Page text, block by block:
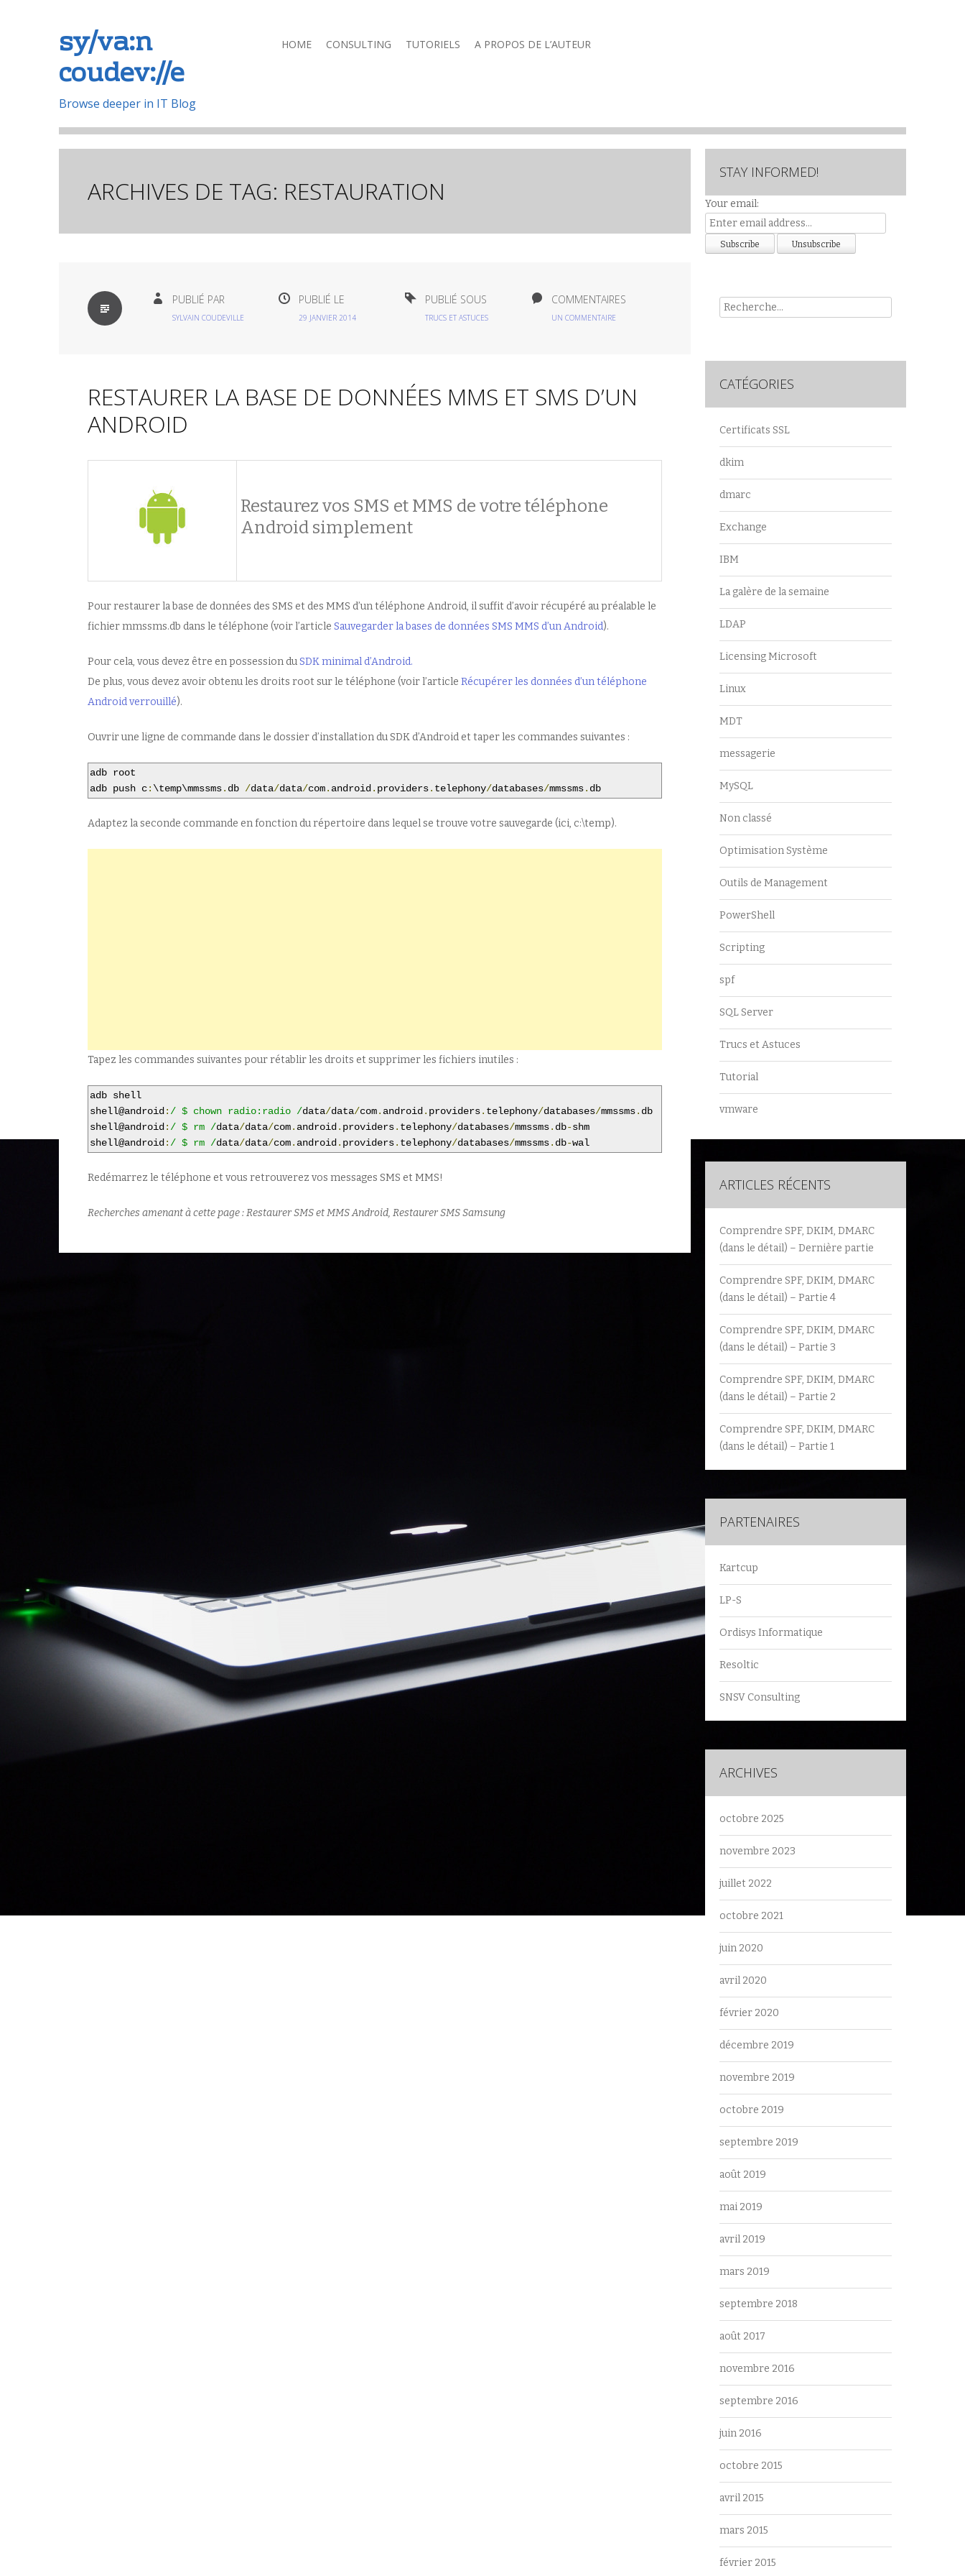
sy/va:n
coudev://e
Browse deeper in IT Blog
Aller
HOME CONSULTING TUTORIELS A PROPOS DE L’AUTEUR
ARCHIVES DE TAG: RESTAURATION
PAR
DÉFAUT
PUBLIÉ PAR
SYLVAIN COUDEVILLE
PUBLIÉ LE
29 JANVIER 2014
PUBLIÉ SOUS
TRUCS ET ASTUCES
COMMENTAIRES
UN COMMENTAIRE
RESTAURER LA BASE DE DONNÉES MMS ET SMS D’UN
ANDROID
Restaurez vos SMS et MMS de votre téléphone
Android simplement
Pour restaurer la base de données des SMS et des MMS d’un téléphone Android, il suffit d’avoir récupéré au préalable le
fichier mmssms.db dans le téléphone (voir l’article Sauvegarder la bases de données SMS MMS d’un Android).
Pour cela, vous devez être en possession duSDK minimal d’Android.
De plus, vous devez avoir obtenu les droits root sur le téléphone (voir l’article Récupérer les données d’un téléphone
Android verrouillé).
Ouvrir une ligne de commande dans le dossier d’installation du SDK d’Android et taper les commandes suivantes :
adb root
adb push c: \temp\mmssms. db /data/data/com. android . providers. telephony/databases/mmssms. db
Adaptez la seconde commande en fonction du répertoire dans lequel se trouve votre sauvegarde (ici, c:\temp).
Tapez les commandes suivantes pour rétablir les droits et supprimer les fichiers inutiles :
adb shell
shell@android : / $ chown radio:radio /data/data/com. android . providers. telephony/databases/mmssms. db
shell@android : / $ rm /data/data/com. android . providers. telephony/databases/mmssms. db-shm
shell@android : / $ rm /data/data/com. android . providers. telephony/databases/mmssms. db-wal
Redémarrez le téléphone et vous retrouverez vos messages SMS et MMS!
Recherches amenant à cette page : Restaurer SMS et MMS Android, Restaurer SMS Samsung
STAY INFORMED!
Your email:
Rech
CATÉGORIES
Certificats SSL
dkim
dmarc
Exchange
IBM
La galère de la semaine
LDAP
Licensing Microsoft
Linux
MDT
messagerie
MySQL
Non classé
Optimisation Système
Outils de Management
PowerShell
Scripting
spf
SQL Server
Trucs et Astuces
Tutorial
vmware
ARTICLES RÉCENTS
Comprendre SPF, DKIM, DMARC
(dans le détail) – Dernière partie
Comprendre SPF, DKIM, DMARC
(dans le détail) – Partie 4
Comprendre SPF, DKIM, DMARC
(dans le détail) – Partie 3
Comprendre SPF, DKIM, DMARC
(dans le détail) – Partie 2
Comprendre SPF, DKIM, DMARC
(dans le détail) – Partie 1
PARTENAIRES
Kartcup
LP-S
Ordisys Informatique
Resoltic
SNSV Consulting
ARCHIVES
octobre 2025
novembre 2023
juillet 2022
octobre 2021
juin 2020
avril 2020
février 2020
décembre 2019
novembre 2019
octobre 2019
septembre 2019
août 2019
mai 2019
avril 2019
mars 2019
septembre 2018
août 2017
novembre 2016
septembre 2016
juin 2016
octobre 2015
avril 2015
mars 2015
février 2015